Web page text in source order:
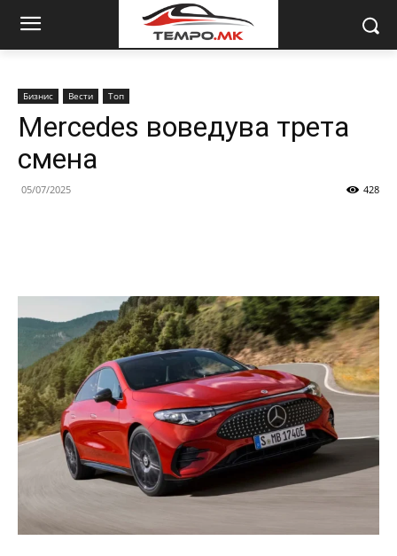
Бизнис Вести Топ
Mercedes воведува трета
смена
05/07/2025 428